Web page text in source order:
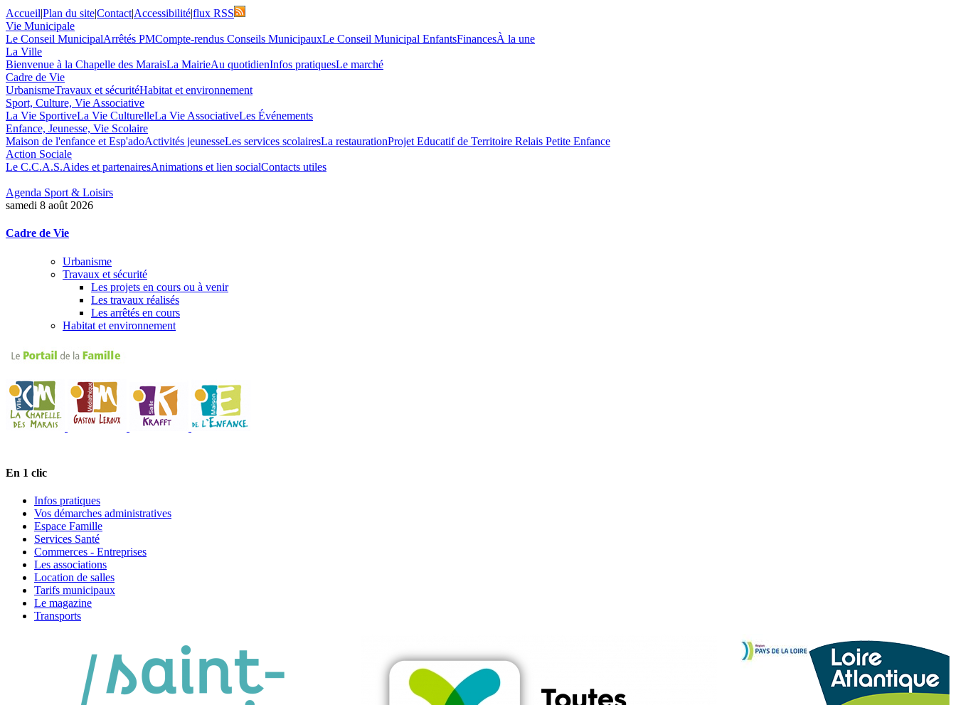
Accueil|Plan du site|Contact|Accessibilité|flux RSS
Vie Municipale
Le Conseil MunicipalArrêtés PMCompte-rendus Conseils MunicipauxLe Conseil Municipal EnfantsFinancesÀ la une
La Ville
Bienvenue à la Chapelle des MaraisLa MairieAu quotidienInfos pratiquesLe marché
Cadre de Vie
UrbanismeTravaux et sécuritéHabitat et environnement
Sport, Culture, Vie Associative
La Vie SportiveLa Vie CulturelleLa Vie AssociativeLes Événements
Enfance, Jeunesse, Vie Scolaire
Maison de l'enfance et Esp'adoActivités jeunesseLes services scolairesLa restaurationProjet Educatif de Territoire Relais Petite Enfance
Action Sociale
Le C.C.A.S.Aides et partenairesAnimations et lien socialContacts utiles
Agenda Sport & Loisirs
samedi 8 août 2026
Cadre de Vie
Urbanisme
Travaux et sécurité
Les projets en cours ou à venir
Les travaux réalisés
Les arrêtés en cours
Habitat et environnement
En 1 clic
Infos pratiques
Vos démarches administratives
Espace Famille
Services Santé
Commerces - Entreprises
Les associations
Location de salles
Tarifs municipaux
Le magazine
Transports